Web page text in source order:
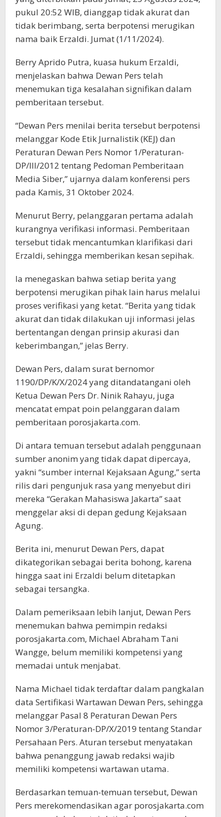
pukul 20:52 WIB, dianggap tidak akurat dan
tidak berimbang, serta berpotensi merugikan
nama baik Erzaldi. Jumat (1/11/2024).
Berry Aprido Putra, kuasa hukum Erzaldi,
menjelaskan bahwa Dewan Pers telah
menemukan tiga kesalahan signifikan dalam
pemberitaan tersebut.
“Dewan Pers menilai berita tersebut berpotensi
melanggar Kode Etik Jurnalistik (KEJ) dan
Peraturan Dewan Pers Nomor 1/Peraturan-
DP/III/2012 tentang Pedoman Pemberitaan
Media Siber,” ujarnya dalam konferensi pers
pada Kamis, 31 Oktober 2024.
Menurut Berry, pelanggaran pertama adalah
kurangnya verifikasi informasi. Pemberitaan
tersebut tidak mencantumkan klarifikasi dari
Erzaldi, sehingga memberikan kesan sepihak.
Ia menegaskan bahwa setiap berita yang
berpotensi merugikan pihak lain harus melalui
proses verifikasi yang ketat. “Berita yang tidak
akurat dan tidak dilakukan uji informasi jelas
bertentangan dengan prinsip akurasi dan
keberimbangan,” jelas Berry.
Dewan Pers, dalam surat bernomor
1190/DP/K/X/2024 yang ditandatangani oleh
Ketua Dewan Pers Dr. Ninik Rahayu, juga
mencatat empat poin pelanggaran dalam
pemberitaan porosjakarta.com.
Di antara temuan tersebut adalah penggunaan
sumber anonim yang tidak dapat dipercaya,
yakni “sumber internal Kejaksaan Agung,” serta
rilis dari pengunjuk rasa yang menyebut diri
mereka “Gerakan Mahasiswa Jakarta” saat
menggelar aksi di depan gedung Kejaksaan
Agung.
Berita ini, menurut Dewan Pers, dapat
dikategorikan sebagai berita bohong, karena
hingga saat ini Erzaldi belum ditetapkan
sebagai tersangka.
Dalam pemeriksaan lebih lanjut, Dewan Pers
menemukan bahwa pemimpin redaksi
porosjakarta.com, Michael Abraham Tani
Wangge, belum memiliki kompetensi yang
memadai untuk menjabat.
Nama Michael tidak terdaftar dalam pangkalan
data Sertifikasi Wartawan Dewan Pers, sehingga
melanggar Pasal 8 Peraturan Dewan Pers
Nomor 3/Peraturan-DP/X/2019 tentang Standar
Persahaan Pers. Aturan tersebut menyatakan
bahwa penanggung jawab redaksi wajib
memiliki kompetensi wartawan utama.
Berdasarkan temuan-temuan tersebut, Dewan
Pers merekomendasikan agar porosjakarta.com